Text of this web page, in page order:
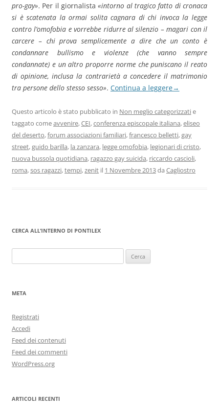
pro-gay». Per il giornalista«intorno al tragico fatto di cronaca
si è scatenata la ormai solita cagnara di chi invoca la legge
contro l’omofobia e vorrebbe ridurre al silenzio – magari con il
carcere – chi prova semplicemente a dire che un conto è
condannare bullismo e violenze (che vanno sempre
condannate) e un altro proporre norme che puniscano il reato
di opinione, inclusa la contrarietà a concedere il matrimonio
tra persone dello stesso sesso». Continua a leggere→
Questo articolo è stato pubblicato in Non meglio categorizzatie
taggato comeavvenire,CEI,conferenza episcopale italiana,eliseo
del deserto,forum associazioni familiari,francesco belletti,gay
street,guido barilla, la zanzara, legge omofobia, legionari di cristo,
nuova bussola quotidiana, ragazzo gay suicida, riccardo cascioli,
roma,sos ragazzi,tempi,zenit il 1 Novembre 2013da Cagliostro
CERCA ALL’INTERNO DI PONTILEX
per:
META
Registrati
Accedi
Feed dei contenuti
Feed dei commenti
WordPress.org
ARTICOLI RECENTI